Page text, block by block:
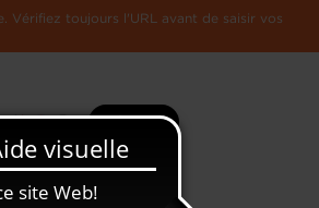
Vérifiez toujours l'URL avant de saisir vos
Plus